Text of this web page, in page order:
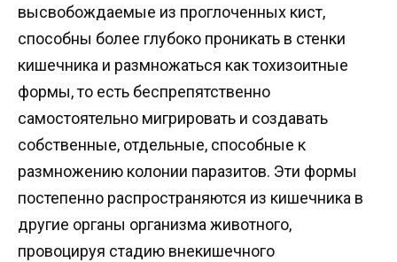
высвобождаемые из проглоченных кист,
способны более глубоко проникать в стенки
кишечника и размножаться как тохизоитные
формы, то есть беспрепятственно
самостоятельно мигрировать и создавать
собственные, отдельные, способные к
размножению колонии паразитов. Эти формы
постепенно распространяются из кишечника в
другие органы организма животного,
провоцируя стадию внекишечного